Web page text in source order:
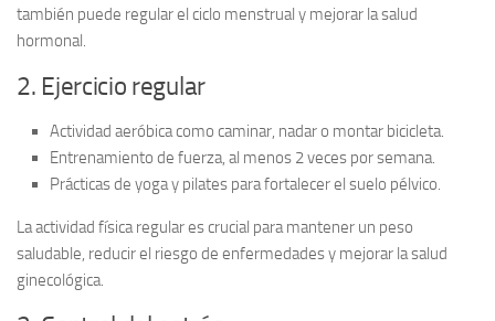
también puede regular el ciclo menstrual y mejorar lasalud
hormonal.
2. Ejercicio regular
Actividad aeróbica como caminar, nadar o montar bicicleta.
Entrenamiento de fuerza, al menos 2 veces por semana.
Prácticas de yoga y pilates para fortalecer el suelo pélvico.
Laactividad física regulares crucial para mantener un peso
saludable, reducir el riesgo de enfermedades y mejorar la salud
ginecológica.